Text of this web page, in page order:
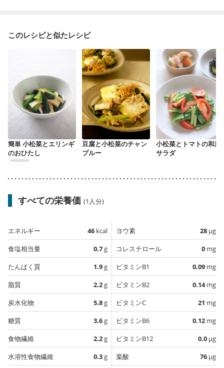
このレシピと似たレシピ
簡単 小松菜とエリンギ
のおひたし
豆腐と小松菜のチャン
プルー
小松菜とトマトの和風
サラダ
すべての栄養価 (1人分)
エネルギー 46 kcal
食塩相当量
0.7g
たんぱく質
1.9g
脂質
2.2g
炭水化物
5.8g
糖質
3.6g
食物繊維
2.2g
水溶性食物繊維
0.3g
ヨウ素 28 µg
コレステロール
0 mg
ビタミンB1
0.09 mg
ビタミンB2
0.14mg
ビタミンC
21 mg
ビタミンB6
0.12 mg
ビタミンB12
0.0 µg
葉酸
76 µg